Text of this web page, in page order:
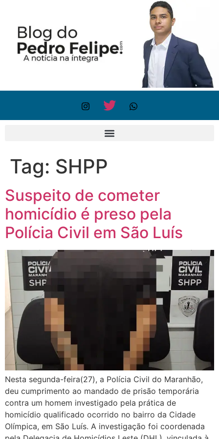
Tag: SHPP
Suspeito de cometer
homicídio é preso pela
Polícia Civil em São Luís
Nesta segunda-feira(27), a Polícia Civil do Maranhão,
deu cumprimento ao mandado de prisão temporária
contra um homem investigado pela prática de
homicídio qualificado ocorrido no bairro da Cidade
Olímpica, em São Luís. A investigação foi coordenada